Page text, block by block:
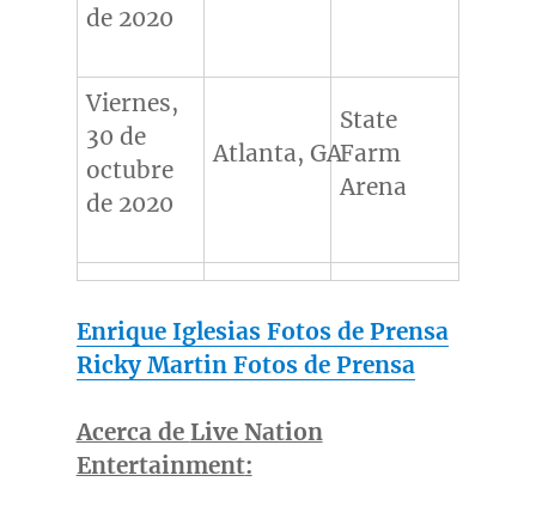
de 2020
Viernes,
30 de
octubre
de 2020
Atlanta, GA
State
Farm
Arena
Enrique Iglesias Fotos de Prensa
Ricky Martin Fotos de Prensa
Acerca de Live Nation
Entertainment: